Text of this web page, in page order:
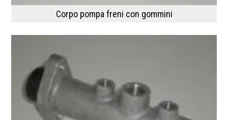
Corpo pompa freni con gommini